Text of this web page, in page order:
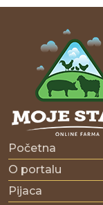
Početna
O portalu
Pijaca